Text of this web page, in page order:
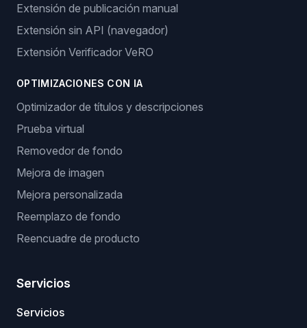
Extensión de publicación manual
Extensión sin API (navegador)
Extensión Verificador VeRO
OPTIMIZACIONES CON IA
Optimizador de títulos y descripciones
Prueba virtual
Removedor de fondo
Mejora de imagen
Mejora personalizada
Reemplazo de fondo
Reencuadre de producto
Servicios
Servicios